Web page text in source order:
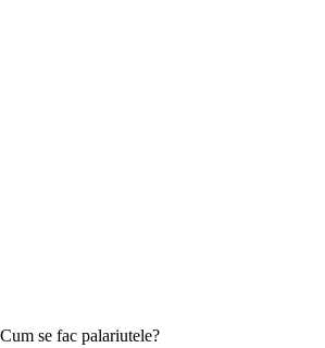
Cum se fac palariutele?